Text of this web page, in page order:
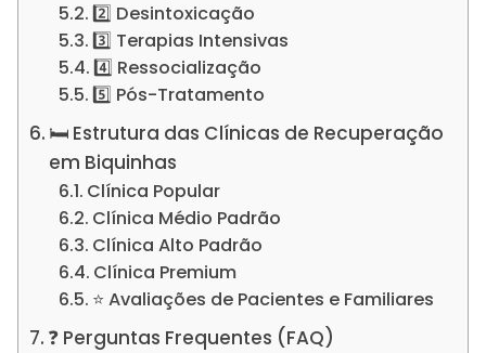
2️⃣ Desintoxicação
3️⃣ Terapias Intensivas
4️⃣ Ressocialização
5️⃣ Pós-Tratamento
🛏️ Estrutura das Clínicas de Recuperação
em Biquinhas
Clínica Popular
Clínica Médio Padrão
Clínica Alto Padrão
Clínica Premium
⭐ Avaliações de Pacientes e Familiares
❓ Perguntas Frequentes (FAQ)